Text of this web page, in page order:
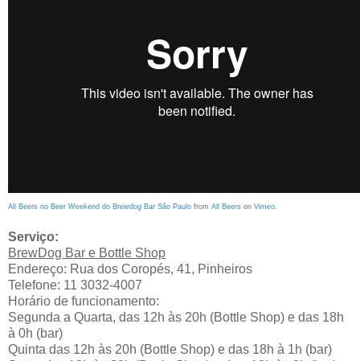
All Beers no Beer Weekend do Brewdog Bar São Paulo from All Beers on Vimeo
Serviço:
BrewDog Bar e Bottle Shop
Endereço: Rua dos Coropés, 41, Pinheiros
Telefone: 11 3032-4007
Horário de funcionamento:
Segunda a Quarta, das 12h às 20h (Bottle Shop) e das 18h
à 0h (bar)
Quinta das 12h às 20h (Bottle Shop) e das 18h à 1h (bar)